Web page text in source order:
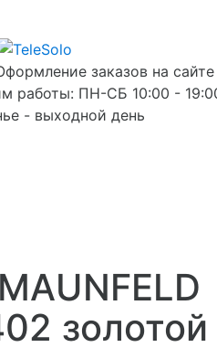
заказов на сайте
работы: ПН-СБ 10:00 -
- выходной день
золотой